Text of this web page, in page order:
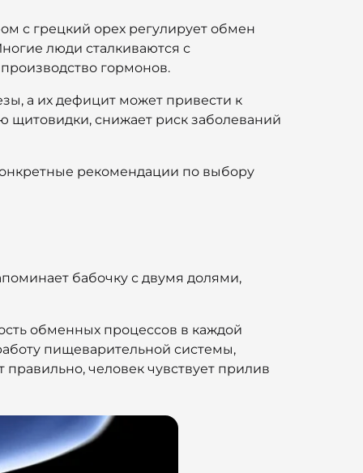
с грецкий орех регулирует обмен
люди сталкиваются с
гормонов.
а их дефицит может привести к
снижает риск заболеваний
рекомендации по выбору
бабочку с двумя долями,
обменных процессов в каждой
пищеварительной системы,
человек чувствует прилив